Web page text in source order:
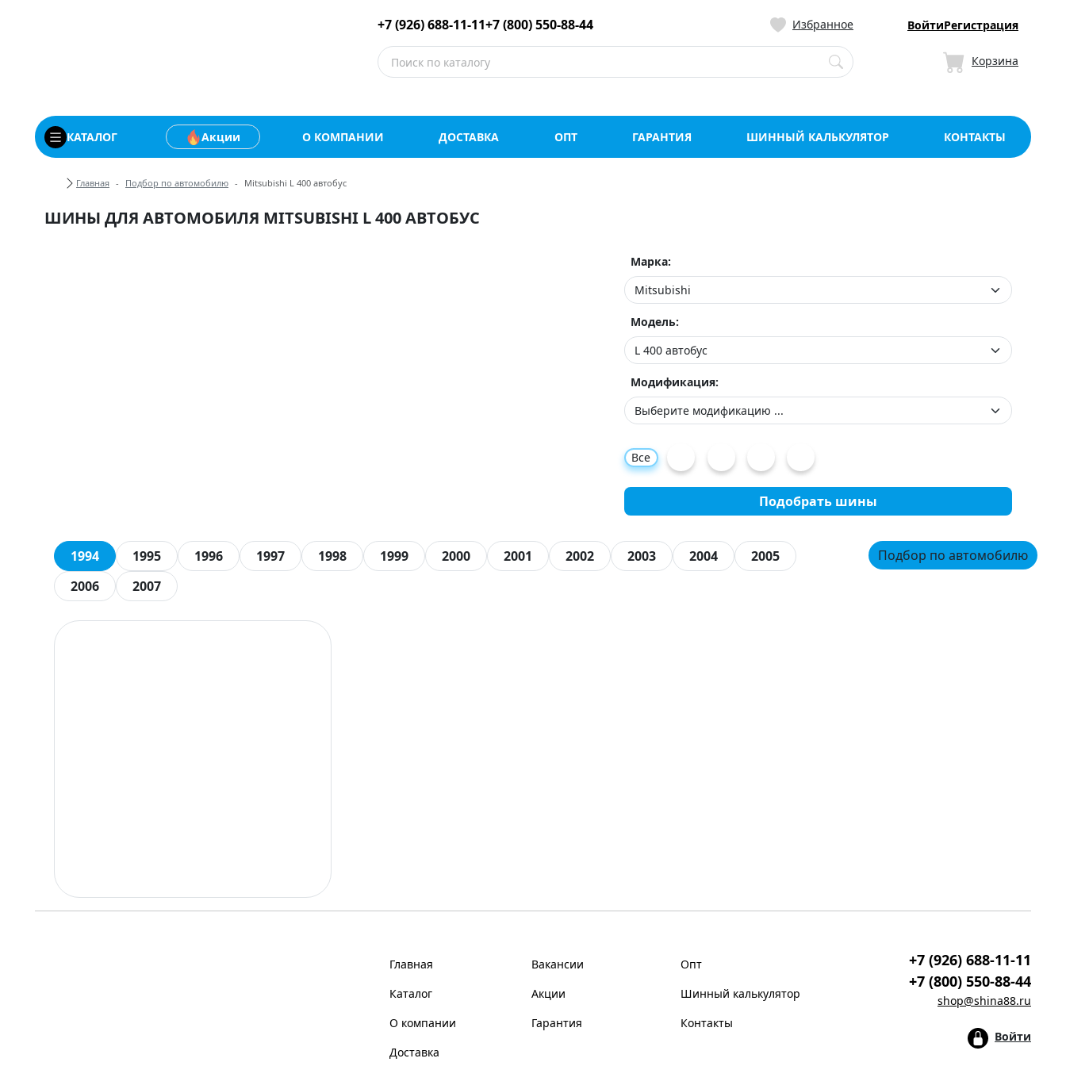
Купить автомобильные шины оптом и в розницу со склада в
+7 (926) 688-11-11+7 (800) 550-88-44 Избранное ВойтиРегистрация
Корзина
КАТАЛОГ Акции О КОМПАНИИ ДОСТАВКА ОПТ ГАРАНТИЯ ШИННЫЙ КАЛЬКУЛЯТОР КОНТАКТЫ
Хлебные крошки
Главная Подбор по автомобилю Mitsubishi L 400 автобус
ШИНЫ ДЛЯ АВТОМОБИЛЯ MITSUBISHI L 400 АВТОБУС
Марка:
Модель:
Модификация:
Все
Подобрать шины
1994 1995 1996 1997 1998 1999 2000 2001 2002 2003 2004
2005
2006
2007
Подбор по автомобилю
Главная
Каталог
О компании
Доставка
Вакансии
Акции
Гарантия
Опт
Шинный калькулятор
Контакты
+7 (926) 688-11-11
+7 (800) 550-88-44
shop@shina88.ru
Войти